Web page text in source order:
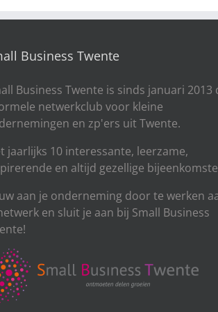
Business Twente
Business Twente is sinds januari 2013
netwerkclub voor kleine
en zp'ers uit Twente.
jaarlijks 10 interessante, leerzame,
en altijd gezellige
aan je onderneming door te werken
en sluit je aan bij Small Business